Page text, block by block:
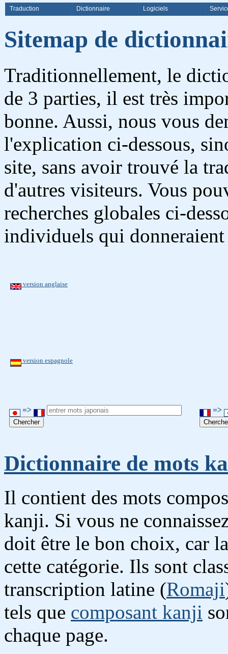
Traduction Dictionnaire Logiciels
Sitemap de
Traditionnellement, le
de 3 parties, il est très
bonne. Aussi, nous vous
l'explication ci-dessous,
site, sans avoir trouvé la
d'autres visiteurs. Vous
recherches globales ci-
individuels qui
version anglaise
version espagnole
=> =>
Dictionnaire de mots
Il contient des mots
kanji. Si vous ne
doit être le bon choix, car
cette catégorie. Ils sont
transcription latine (Romaji
tels que composant kanji
chaque page.